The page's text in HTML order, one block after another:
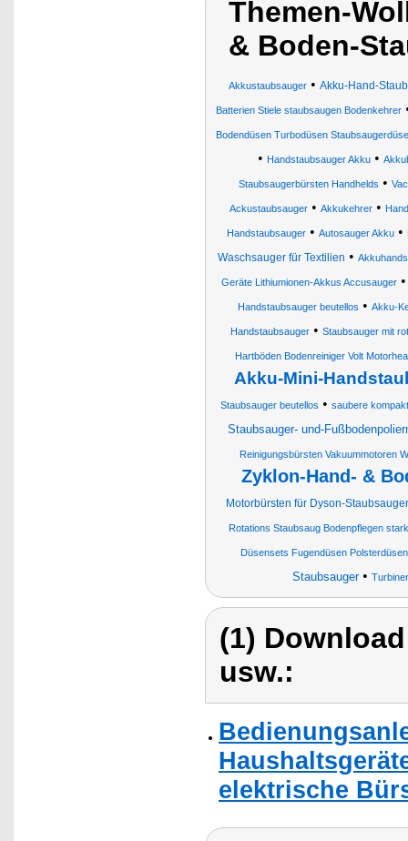
Themen-
& Boden-
Akkustaubsauger • Akku-Hand-
Batterien Stiele staubsaugen Bodenkehrer
Bodendüsen Turbodüsen
• Handstaubsauger Akku•
Staubsaugerbürsten Handhelds •
Ackustaubsauger • Akkukehrer •
Handstaubsauger• Autosauger Akku•
Waschsauger für Textilien •
Geräte Lithiumionen-Akkus Accusauger
Handstaubsauger beutellos • Akku-
Handstaubsauger• Staubsauger mit
Hartböden Bodenreiniger Volt
Akku-Mini-
Staubsauger beutellos • saubere
Staubsauger- und-
Reinigungsbürsten Vakuummotoren
Zyklon-Hand- &
Motorbürsten für Dyson-Staubsauger
Rotations Staubsaug Bodenpflegen
Düsensets Fugendüsen Polsterdüsen
Staubsauger•
(1)
usw.:
elektrische